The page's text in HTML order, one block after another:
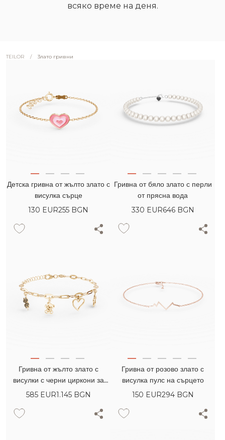
всяко време на деня.
TEILOR / 3лато гривни
Детска гривна от жълто злато с
висулка сърце
130 EUR255 BGN
Гривна от бяло злато с перли
от прясна вода
330 EUR646 BGN
Гривна от жълто злато с
висулки с черни циркони за
деца
585 EUR1.145 BGN
Гривна от розово злато с
висулка пулс на сърцето
150 EUR294 BGN